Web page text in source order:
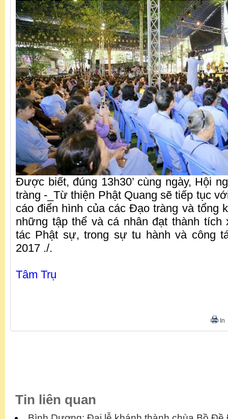
Được biết, đúng 13h30’ cùng ngày, Hội
tràng -_Từ thiện Phật Quang sẽ tiếp tục
cáo điển hình của các Đạo tràng và tổng
những tập thể và cá nhân đạt thành tích
tác Phật sự, trong sự tu hành và công
2017 ./.
Tâm Trụ
In
Tin liên quan